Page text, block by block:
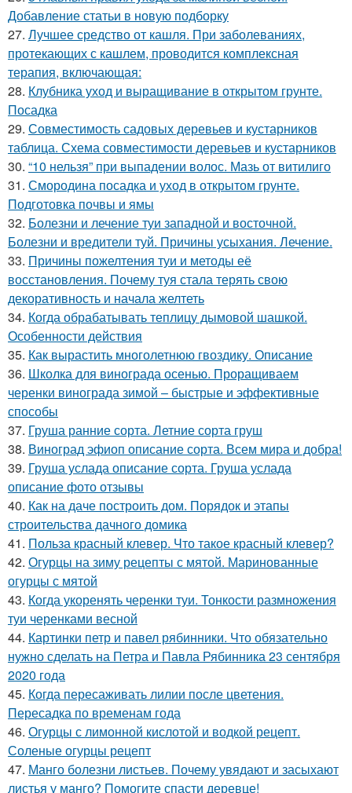
Добавление статьи в новую подборку
27. Лучшее средство от кашля. При заболеваниях,
протекающих с кашлем, проводится комплексная
терапия, включающая:
28. Клубника уход и выращивание в открытом грунте.
Посадка
29. Совместимость садовых деревьев и кустарников
таблица. Схема совместимости деревьев и кустарников
30. “10 нельзя” при выпадении волос. Мазь от витилиго
31. Смородина посадка и уход в открытом грунте.
Подготовка почвы и ямы
32. Болезни и лечение туи западной и восточной.
Болезни и вредители туй. Причины усыхания. Лечение.
33. Причины пожелтения туи и методы её
восстановления. Почему туя стала терять свою
декоративность и начала желтеть
34. Когда обрабатывать теплицу дымовой шашкой.
Особенности действия
35. Как вырастить многолетнюю гвоздику. Описание
36. Школка для винограда осенью. Проращиваем
черенки винограда зимой – быстрые и эффективные
способы
37. Груша ранние сорта. Летние сорта груш
38. Виноград эфиоп описание сорта. Всем мира и добра!
39. Груша услада описание сорта. Груша услада
описание фото отзывы
40. Как на даче построить дом. Порядок и этапы
строительства дачного домика
41. Польза красный клевер. Что такое красный клевер?
42. Огурцы на зиму рецепты с мятой. Маринованные
огурцы с мятой
43. Когда укоренять черенки туи. Тонкости размножения
туи черенками весной
44. Картинки петр и павел рябинники. Что обязательно
нужно сделать на Петра и Павла Рябинника 23 сентября
2020 года
45. Когда пересаживать лилии после цветения.
Пересадка по временам года
46. Огурцы с лимонной кислотой и водкой рецепт.
Соленые огурцы рецепт
47. Манго болезни листьев. Почему увядают и засыхают
листья у манго? Помогите спасти деревце!